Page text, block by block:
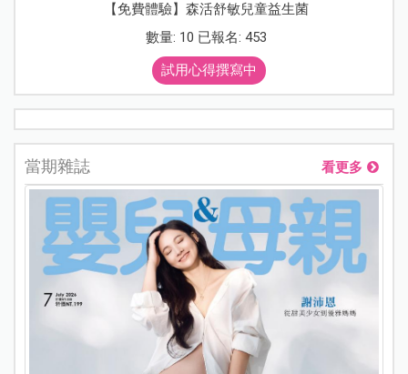
【免費體驗】森活舒敏兒童益生菌
數量: 10 已報名: 453
試用心得撰寫中
當期雜誌 看更多